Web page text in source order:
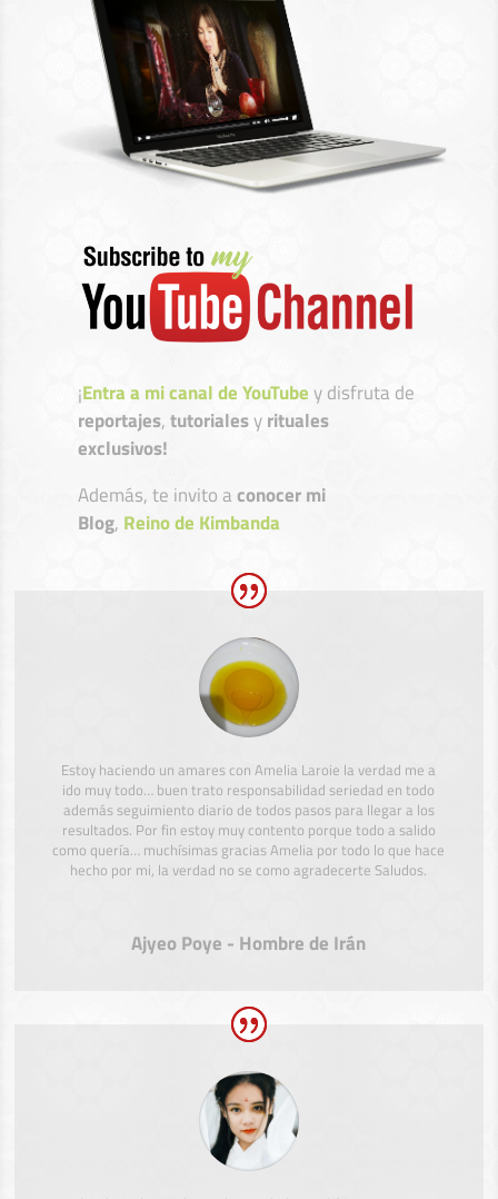
¡Entra a mi canal de YouTubey disfruta de
reportajes,tutorialesyrituales
exclusivos!
Además, te invito aconocer mi
Blog, Reino de Kimbanda
Estoy haciendo un amares con Amelia Laroie la verdad me a
ido muy todo… buen trato responsabilidad seriedad en todo
además seguimiento diario de todos pasos para llegar a los
resultados. Por fin estoy muy contento porque todo a salido
como quería… muchísimas gracias Amelia por todo lo que hace
hecho por mi, la verdad no se como agradecerte Saludos.
Ajyeo Poye - Hombre de Irán